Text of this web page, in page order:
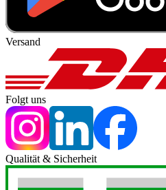
Versand
Folgt uns
Qualität & Sicherheit